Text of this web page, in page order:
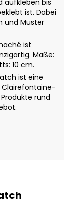
aufkleben bis
ist. Dabei
und Muster
ist
Maße:
10 cm.
ist eine
Clairefontaine-
rund